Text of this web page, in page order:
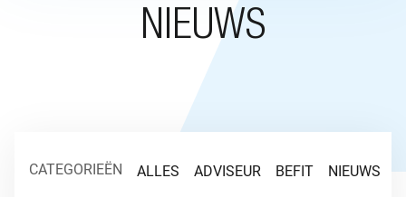
NIEUWS
CATEGORIEËN ALLES ADVISEUR BEFIT NIEUWS